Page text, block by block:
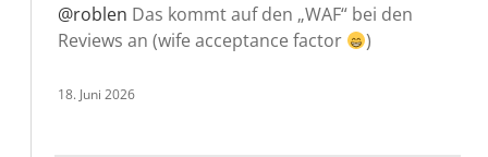
@roblen Das kommt auf den „WAF“ bei den
Reviews an (wife acceptance factor
)
18. Juni 2026